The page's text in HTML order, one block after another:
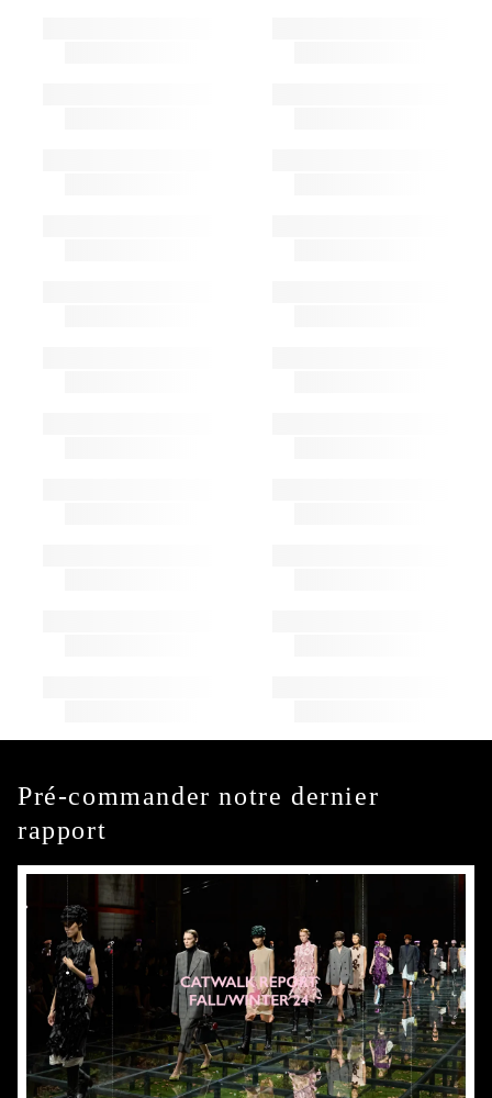
Pré-commander notre dernier
rapport